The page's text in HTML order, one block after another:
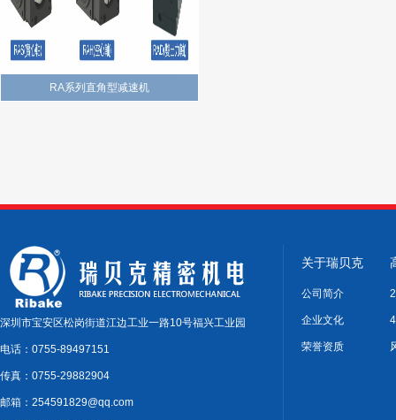
RA系列直角型减速机
深圳市宝安区松岗街道江边工业一路10号福兴工业园
电话：0755-89497151
传真：0755-29882904
邮箱：254591829@qq.com
关于瑞贝克
公司简介
企业文化
荣誉资质